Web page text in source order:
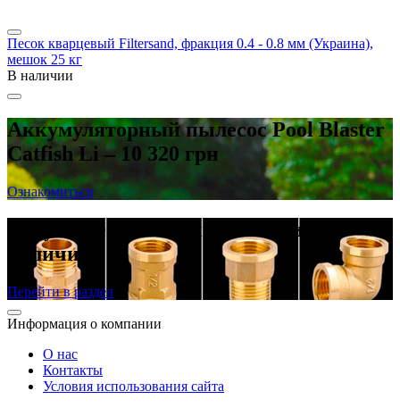
Песок кварцевый Filtersand, фракция 0.4 - 0.8 мм (Украина),
мешок 25 кг
В наличии
Аккумуляторный пылесос Pool Blaster
Catfish Li – 10 320 грн
Ознакомиться
Латунные резьбовые фитинги в
наличии
Перейти в раздел
Информация о компании
О нас
Контакты
Условия использования сайта